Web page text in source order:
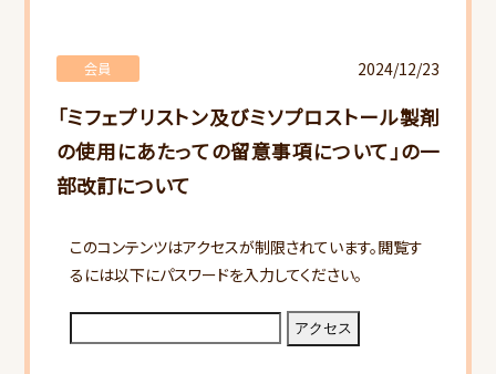
「ミフェプリストン及びミソプロストール製剤
の使用にあたっての留意事項について」の一
部改訂について
会員 2024/12/23
このコンテンツはアクセスが制限されています。閲覧す
るには以下にパスワードを入力してください。
HOME